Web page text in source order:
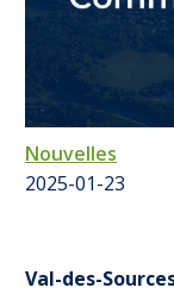
Nouvelles
2025-01-23
Val-des-